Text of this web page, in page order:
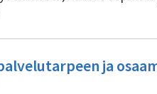
edistävä
ja